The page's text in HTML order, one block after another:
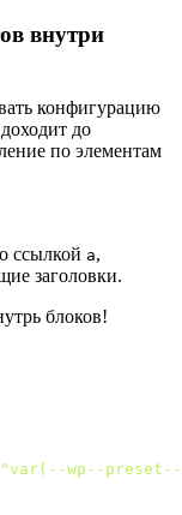
внутри
конфигурацию
до
по элементам
ссылкой a,
заголовки.
блоков!
"var(--wp--